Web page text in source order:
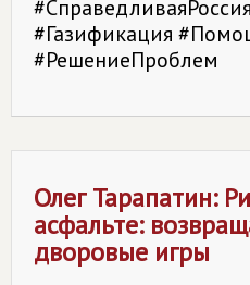
#Газификация
#РешениеПроблем
Олег Тарапатин:
асфальте:
дворовые игры